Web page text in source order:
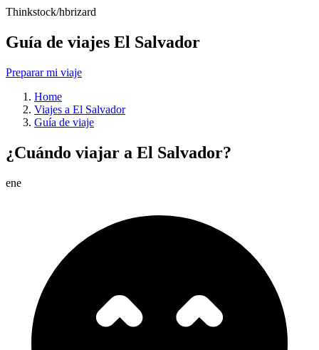
Thinkstock/hbrizard
Guía de viajes El Salvador
Preparar mi viaje
Home
Viajes a El Salvador
Guía de viaje
¿Cuándo viajar a El Salvador?
ene